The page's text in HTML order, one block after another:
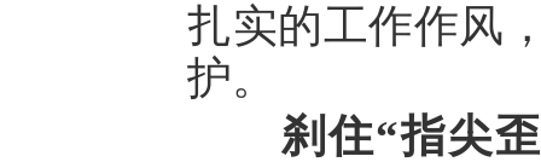
扎实的工作作风
护。
刹住“指尖